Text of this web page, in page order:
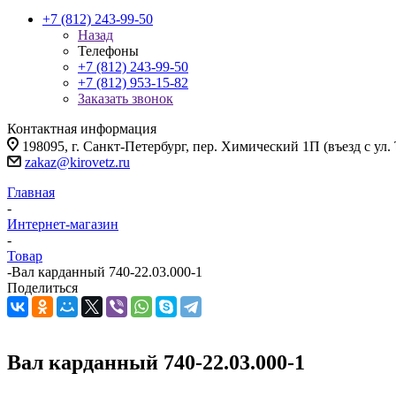
+7 (812) 243-99-50
Назад
Телефоны
+7 (812) 243-99-50
+7 (812) 953-15-82
Заказать звонок
Контактная информация
198095, г. Санкт-Петербург, пер. Химический 1П (въезд с
zakaz@kirovetz.ru
Главная
-
Интернет-магазин
-
Товар
-Вал карданный 740-22.03.000-1
Поделиться
Вал карданный 740-22.03.000-1